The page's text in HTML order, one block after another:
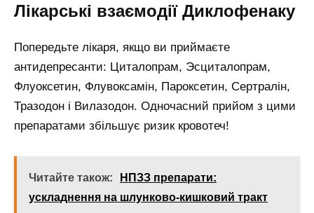
Лікарські взаємодії Диклофенаку
Попередьте лікаря, якщо ви приймаєте
антидепресанти: Циталопрам, Эсциталопрам,
Флуоксетин, Флувоксамін, Пароксетин, Сертралін,
Тразодон і Вилазодон. Одночасний прийом з цими
препаратами збільшує ризик кровотеч!
Читайте також:
НПЗЗ препарати:
ускладнення на шлунково-кишковий тракт